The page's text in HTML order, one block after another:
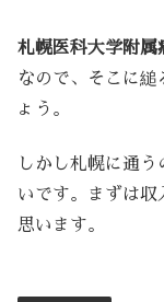
札幌医科大学附
なので、そこに
ょう。
しかし札幌に通
いです。まずは収
思います。